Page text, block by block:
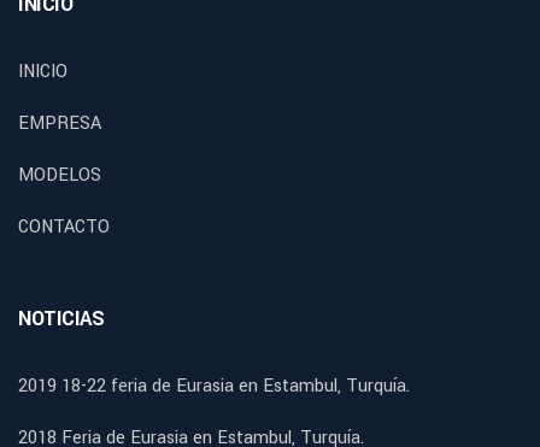
INICIO
EMPRESA
MODELOS
CONTACTO
NOTICIAS
2019 18-22 feria de Eurasia en Estambul, Turquía.
2018 Feria de Eurasia en Estambul, Turquía.